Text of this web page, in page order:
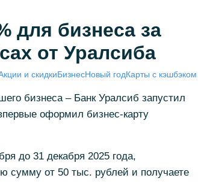
для бизнеса за
от Уралсиба
и скидкиБизнесНовый годКарты с кэшбэком
бизнеса – Банк Уралсиб запустил
оформил бизнес-карту
до 31 декабря 2025 года,
сумму от 50 тыс. рублей и получаете